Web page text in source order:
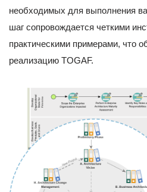
необходимых для выполнения
шаг сопровождается четкими
практическими примерами, что
реализацию TOGAF.